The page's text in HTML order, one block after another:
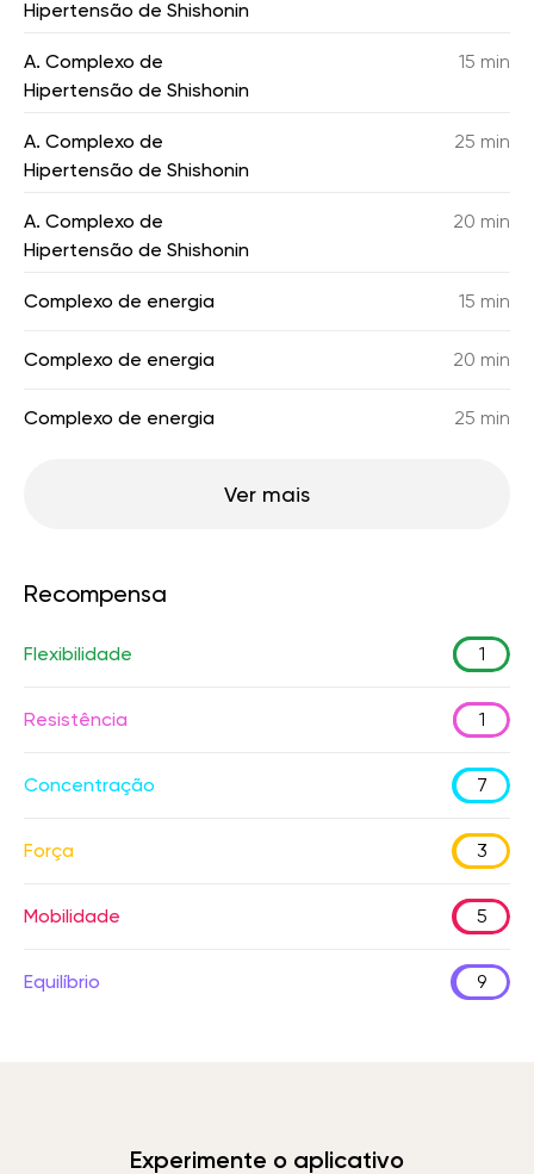
Hipertensão de Shishonin
A. Complexo de
Hipertensão de Shishonin
15 min
A. Complexo de
Hipertensão de Shishonin
25 min
A. Complexo de
Hipertensão de Shishonin
20 min
Complexo de energia 15 min
Complexo de energia 20 min
Complexo de energia 25 min
Ver mais
Recompensa
Flexibilidade 1
Resistência 1
Concentração 7
Força 3
Mobilidade 5
Equilíbrio 9
Experimente o aplicativo